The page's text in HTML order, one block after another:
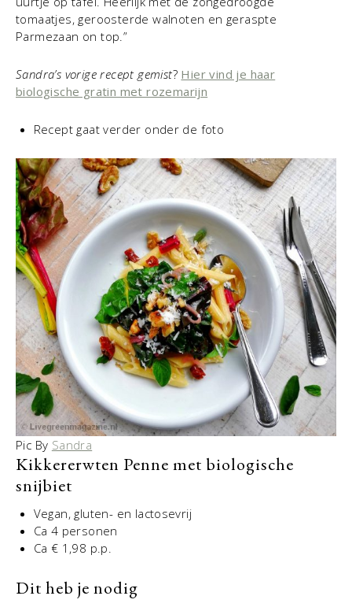
tomaatjes, geroosterde walnoten en geraspte
Parmezaan on top.”
Sandra’s vorige recept gemist? Hier vind je haar
biologische gratin met rozemarijn
Recept gaat verder onder de foto
Pic By Sandra
Kikkererwten Penne met biologische
snijbiet
Vegan, gluten- en lactosevrij
Ca 4 personen
Ca € 1,98 p.p.
Dit heb je nodig